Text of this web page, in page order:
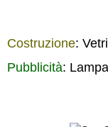
Costruzione:
Pubblicità: